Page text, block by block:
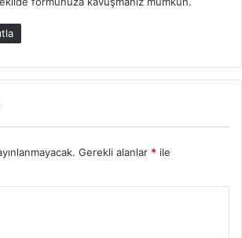
Gerekli alanlar * ile